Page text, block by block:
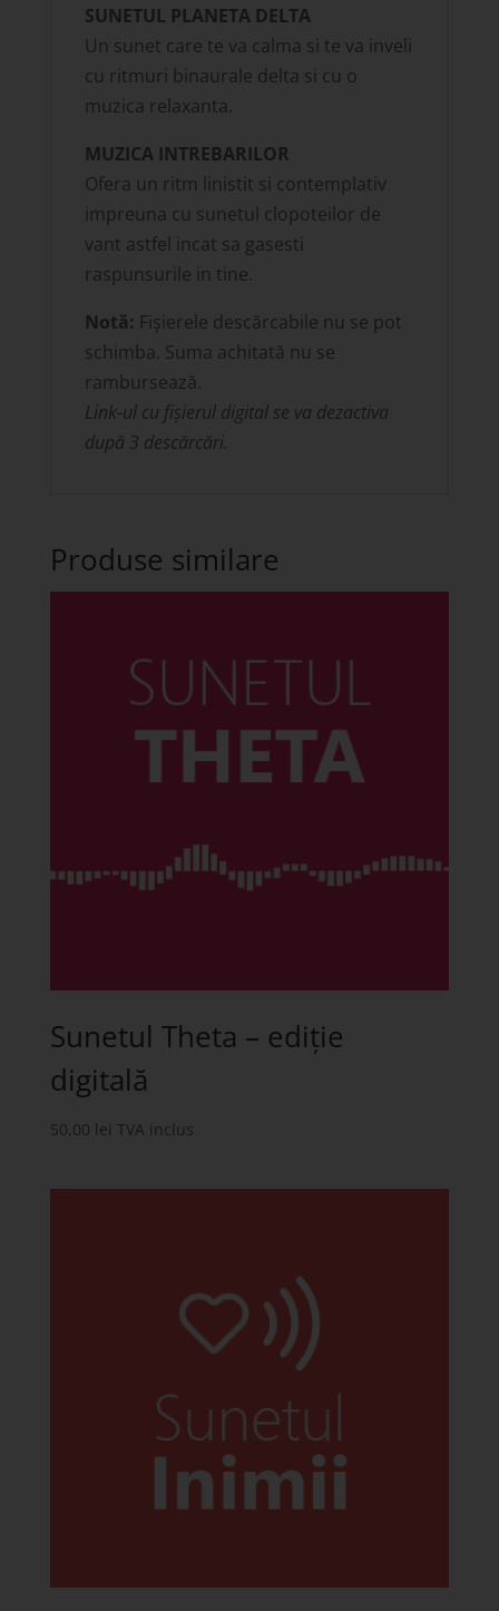
SUNETUL PLANETA DELTA
Un sunet care te va calma si te va inveli
cu ritmuri binaurale delta si cu o
muzica relaxanta.
MUZICA INTREBARILOR
Ofera un ritm linistit si contemplativ
impreuna cu sunetul clopoteilor de
vant astfel incat sa gasesti
raspunsurile in tine.
Notă: Fișierele descărcabile nu se pot
schimba. Suma achitată nu se
rambursează.
Link-ul cu fișierul digital se va dezactiva
după 3 descărcări.
Produse similare
Sunetul Theta – ediție
digitală
50,00 lei TVA inclus